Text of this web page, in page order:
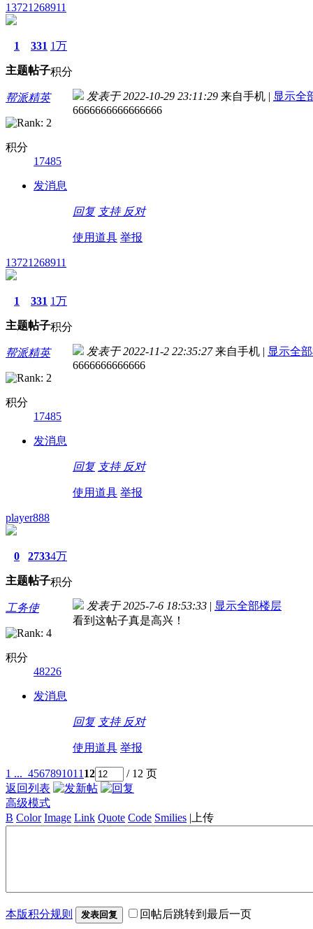
13721268911
1
主题
331
帖子
1万
积分
帮派精英
积分
17485
发消息
发表于 2022-10-29 23:11:29 来自手机 | 显示全
6666666666666666
回复 支持 反对
使用道具 举报
13721268911
1
主题
331
帖子
1万
积分
帮派精英
积分
17485
发消息
发表于 2022-11-2 22:35:27 来自手机 | 显示全
6666666666666
回复 支持 反对
使用道具 举报
player888
0
主题
2733
帖子
4万
积分
工务使
积分
48226
发消息
发表于 2025-7-6 18:53:33 | 显示全部楼层
看到这帖子真是高兴！
回复 支持 反对
使用道具 举报
1 ... 4567891011 12
/ 12 页
返回列表
高级模式
B Color Image Link Quote Code Smilies | 上传
本版积分规则 发表回复 回帖后跳转到最后一页